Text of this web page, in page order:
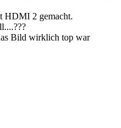
HDMI 2 gemacht.
Bild wirklich top war